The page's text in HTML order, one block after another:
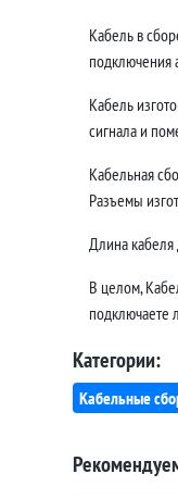
Кабель в
подключения
Кабель
сигнала и
Кабельная
Разъемы
Длина кабеля
В целом,
подключаете
Категории:
Кабельные